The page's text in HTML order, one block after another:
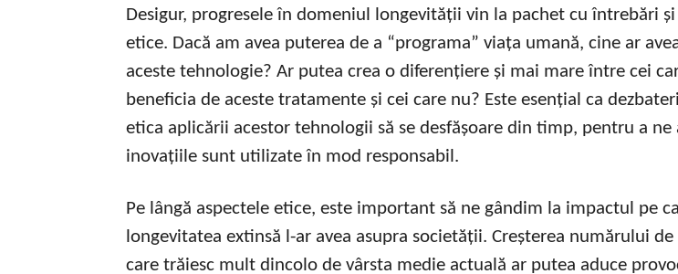
Desigur, progresele în domeniul longevității vin la pachet cu întrebări
etice. Dacă am avea puterea de a “programa” viața umană, cine ar
aceste tehnologie? Ar putea crea o diferențiere și mai mare între cei
beneficia de aceste tratamente și cei care nu? Este esențial ca
etica aplicării acestor tehnologii să se desfășoare din timp, pentru a ne
inovațiile sunt utilizate în mod responsabil.
Pe lângă aspectele etice, este important să ne gândim la impactul pe
longevitatea extinsă l-ar avea asupra societății. Creșterea numărului
care trăiesc mult dincolo de vârsta medie actuală ar putea aduce